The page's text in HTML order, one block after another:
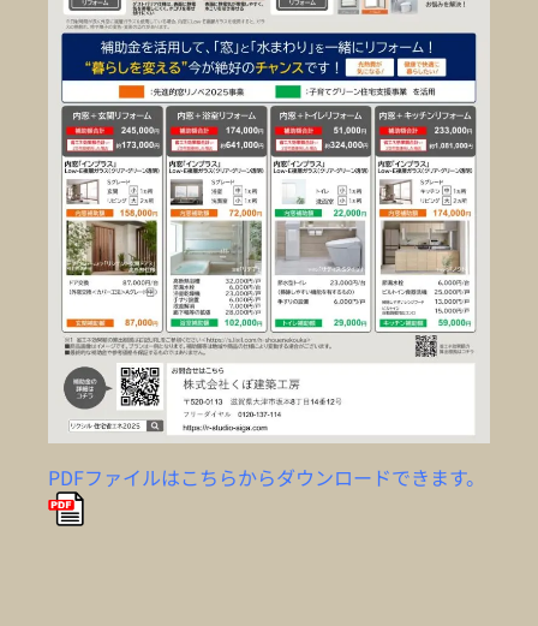
PDFファイルはこちらからダウンロードできます。